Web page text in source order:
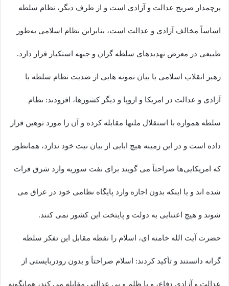
پرچمدار صریح عدالت و آزادی است و از طرف دیگر، نظام سلطه
اساساً مخالف آزادی و عدالت است، بنابراین نظام اسلامی به‌طور
طبیعی در معرض تهدیدهای سلطه گران و جبهه استکبار قرار دارد.
رهبر انقلاب اسلامی با بیان نمونه هایی از ضدیت نظام سلطه با
آزادی و عدالت در امریکا و اروپا و دیگر کشورها، افزودند: نظام
سلطه همواره با استقلال ملتها مقابله کرده و آن را مورد توهین قرار
داده است و در این زمینه هیچ ابایی از بیان نیت خود ندارد، همانطور
که امریکایی‌ها صراحتاً می گویند برای نفت سوریه وارد شرق فرات
شده اند و یا اینکه بدون اجازه وارد پایگاه نظامی خود در عراق می
شوند و هیچ اعتنایی به دولت و پایتخت این کشور نمی کنند.
حضرت آیت الله خامنه ای، اسلام را نقطه مقابل این تفکر سلطه
گرانه دانستند و تأکید کردند: اسلام صراحتاً و بدون رودربایستی از
عدالت و آزادی دفاع، و با ظلم و بی عدالتی مقابله می کند، همانگونه